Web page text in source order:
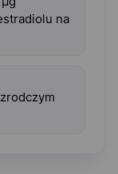
na